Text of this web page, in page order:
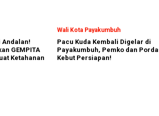
Andalan!
GEMPITA
Ketahanan
Wali Kota Payakumbuh
Pacu Kuda Kembali Digelar di
Payakumbuh, Pemko dan
Kebut Persiapan!